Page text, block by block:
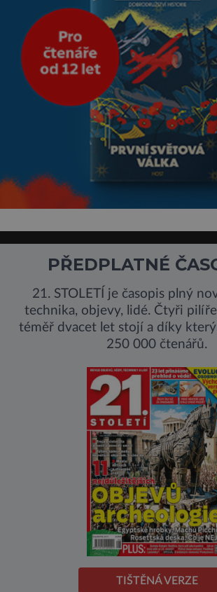
PŘEDPLATNÉ
21. STOLETÍ je časopis plný
technika, objevy, lidé. Čtyři
téměř dvacet let stojí a díky
250 000 čtenářů.
TIŠTĚNÁ VERZE